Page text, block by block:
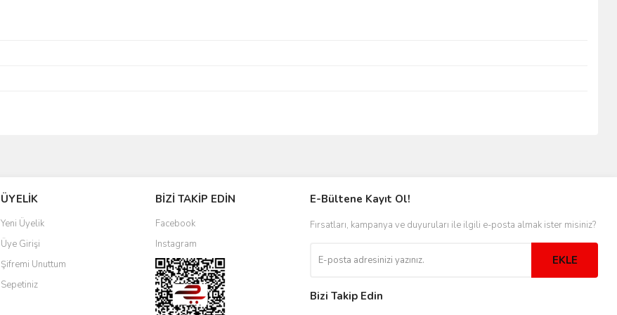
ÜYELİK
Yeni Üyelik
Üye Girişi
Şifremi Unuttum
Sepetiniz
BİZİ TAKİP EDİN
Facebook
Instagram
E-Bültene Kayıt Ol!
Fırsatları, kampanya ve duyuruları ile ilgili e-posta almak ister misiniz?
EKLE
Bizi Takip Edin